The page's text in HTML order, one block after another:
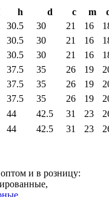
h d c m
30.5 30 21 16
30.5 30 21 16
30.5 30 21 16
37.5 35 26 19
37.5 35 26 19
37.5 35 26 19
44 42.5 31 23
44 42.5 31 23
оптом и в розницу: